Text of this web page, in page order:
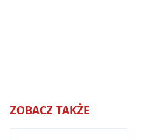
ZOBACZ TAKŻE